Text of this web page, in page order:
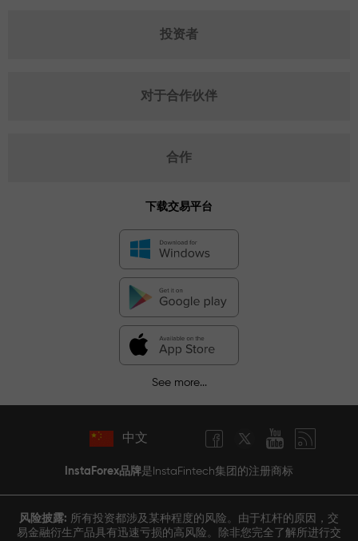
投资者
对于合作伙伴
合作
下载交易平台
See more...
中文
InstaForex品牌是InstaFintech集团的注册商标
风险披露: 所有投资都涉及某种程度的风险。由于杠杆的原因，交
易金融衍生产品具有迅速亏损的高风险。除非您完全了解所进行交